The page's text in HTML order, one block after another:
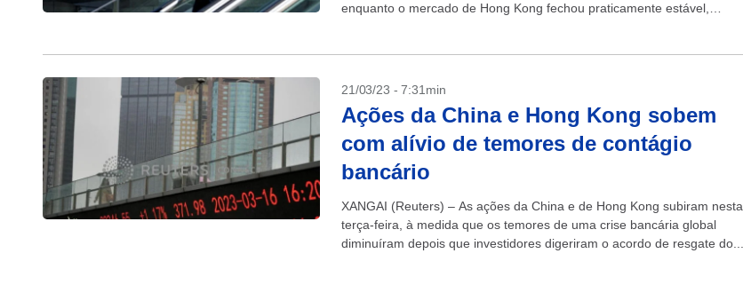
enquanto o mercado de Hong Kong fechou praticamente estável,
21/03/23 - 7:31min
Ações da China e Hong Kong sobem
com alívio de temores de contágio
bancário
XANGAI (Reuters) – As ações da China e de Hong Kong subiram nesta
terça-feira, à medida que os temores de uma crise bancária global
diminuíram depois que investidores digeriram o acordo de resgate do...